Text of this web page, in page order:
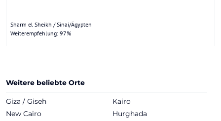
Sharm el Sheikh / Sinai/Ägypten
Weiterempfehlung: 97%
Weitere beliebte Orte
Giza / Giseh
Kairo
New Cairo
Hurghada